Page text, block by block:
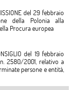
del 29 febbraio
della Polonia alla
Procura europea
del 19 febbraio
2580/2001, relativo a
persone e entità,